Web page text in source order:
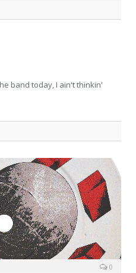
band today, I ain't thinkin'
0